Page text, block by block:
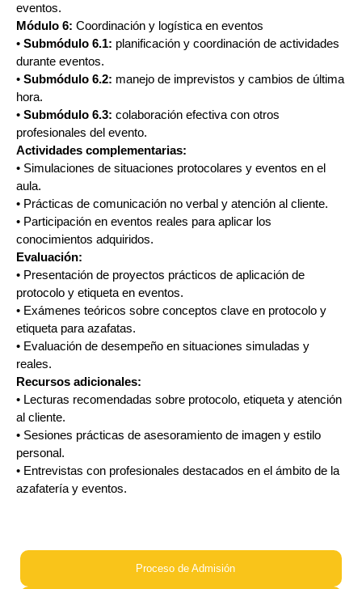
eventos.
Módulo 6: Coordinación y logística en eventos
• Submódulo 6.1: planificación y coordinación de actividades
durante eventos.
• Submódulo 6.2: manejo de imprevistos y cambios de última
hora.
• Submódulo 6.3: colaboración efectiva con otros
profesionales del evento.
Actividades complementarias:
• Simulaciones de situaciones protocolares y eventos en el
aula.
• Prácticas de comunicación no verbal y atención al cliente.
• Participación en eventos reales para aplicar los
conocimientos adquiridos.
Evaluación:
• Presentación de proyectos prácticos de aplicación de
protocolo y etiqueta en eventos.
• Exámenes teóricos sobre conceptos clave en protocolo y
etiqueta para azafatas.
• Evaluación de desempeño en situaciones simuladas y
reales.
Recursos adicionales:
• Lecturas recomendadas sobre protocolo, etiqueta y atención
al cliente.
• Sesiones prácticas de asesoramiento de imagen y estilo
personal.
• Entrevistas con profesionales destacados en el ámbito de la
azafatería y eventos.
Proceso de Admisión​